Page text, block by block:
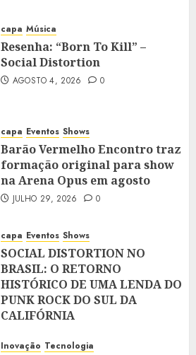
capa Música
Resenha: “Born To Kill” –
Social Distortion
AGOSTO 4, 2026 0
capa Eventos Shows
Barão Vermelho Encontro traz
formação original para show
na Arena Opus em agosto
JULHO 29, 2026 0
capa Eventos Shows
SOCIAL DISTORTION NO
BRASIL: O RETORNO
HISTÓRICO DE UMA LENDA DO
PUNK ROCK DO SUL DA
CALIFÓRNIA
Inovação Tecnologia